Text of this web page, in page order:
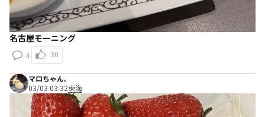
名古屋モーニング
4 30
マロちゃん。
03/03 03:32東海